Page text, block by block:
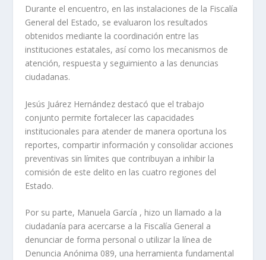
Durante el encuentro, en las instalaciones de la Fiscalía
General del Estado, se evaluaron los resultados
obtenidos mediante la coordinación entre las
instituciones estatales, así como los mecanismos de
atención, respuesta y seguimiento a las denuncias
ciudadanas.
Jesús Juárez Hernández destacó que el trabajo
conjunto permite fortalecer las capacidades
institucionales para atender de manera oportuna los
reportes, compartir información y consolidar acciones
preventivas sin límites que contribuyan a inhibir la
comisión de este delito en las cuatro regiones del
Estado.
Por su parte, Manuela García , hizo un llamado a la
ciudadanía para acercarse a la Fiscalía General a
denunciar de forma personal o utilizar la línea de
Denuncia Anónima 089, una herramienta fundamental